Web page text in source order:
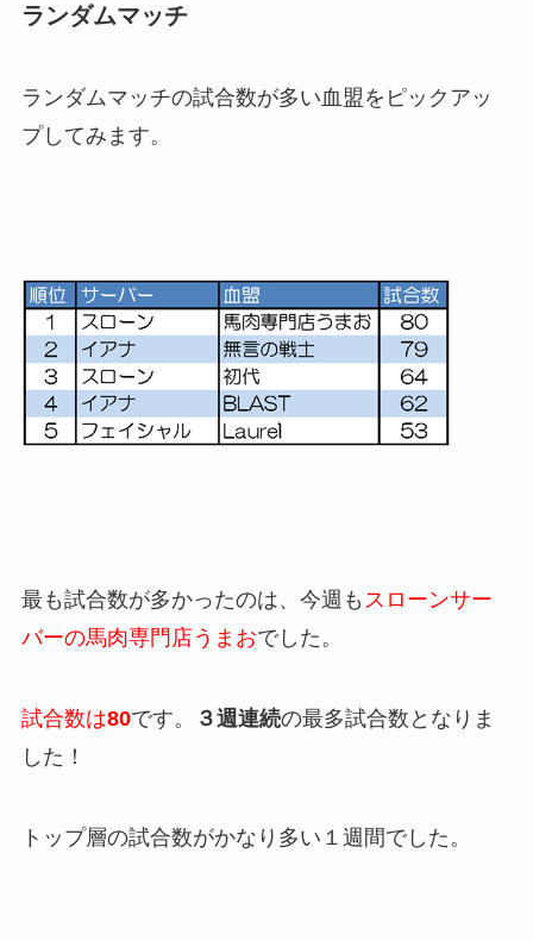
ランダムマッチ
ランダムマッチの試合数が多い血盟をピックアッ
プしてみます。
最も試合数が多かったのは、今週も スローンサー
バーの馬肉専門店うまおでした。
試合数は80です。 ３週連続の最多試合数となりま
した！
トップ層の試合数がかなり多い１週間でした。